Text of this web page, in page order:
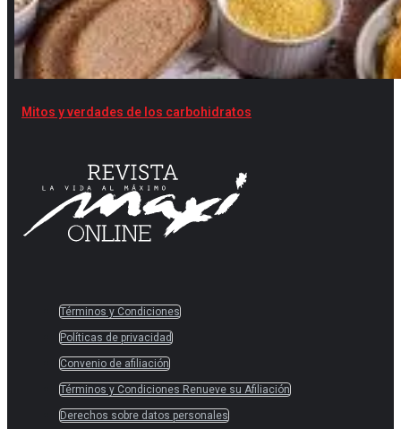
Mitos y verdades de los carbohidratos
Términos y Condiciones
Políticas de privacidad
Convenio de afiliación
Términos y Condiciones Renueve su Afiliación
Derechos sobre datos personales